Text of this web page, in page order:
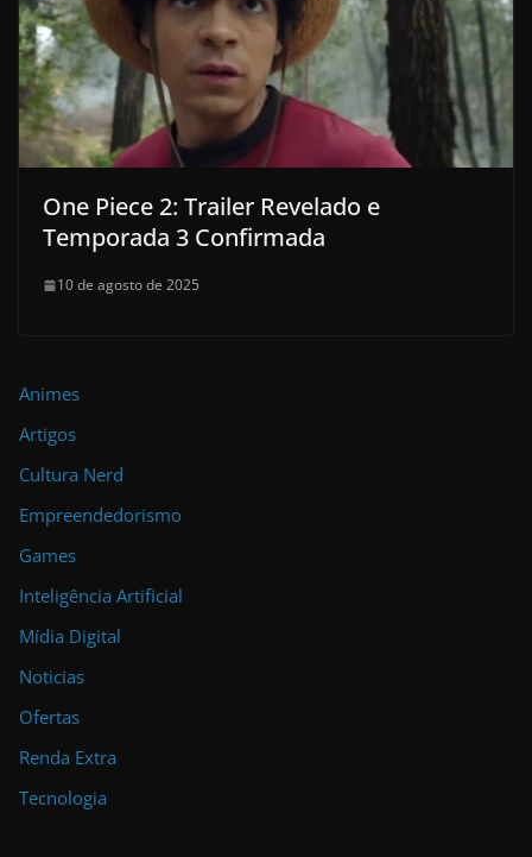
One Piece 2: Trailer Revelado e
Temporada 3 Confirmada
10 de agosto de 2025
Animes
Artigos
Cultura Nerd
Empreendedorismo
Games
Inteligência Artificial
Mídia Digital
Noticias
Ofertas
Renda Extra
Tecnologia